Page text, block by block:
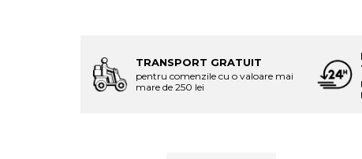
TRANSPORT GRATUIT
pentru comenzile cu o valoare mai
mare de 250 lei